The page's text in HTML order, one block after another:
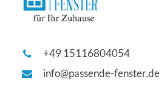
+49 15116804054
info@passende-fenster.de